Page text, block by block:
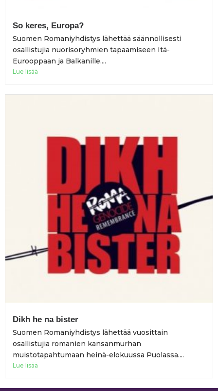
So keres, Europa?
Suomen Romaniyhdistys lähettää säännöllisesti
osallistujia nuorisoryhmien tapaamiseen Itä-
Eurooppaan ja Balkanille....
Lue lisää
Dikh he na bister
Suomen Romaniyhdistys lähettää vuosittain
osallistujia romanien kansanmurhan
muistotapahtumaan heinä-elokuussa Puolassa....
Lue lisää